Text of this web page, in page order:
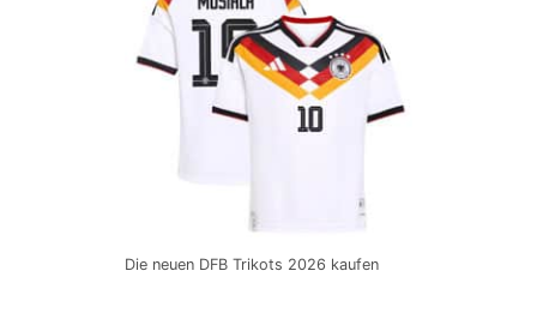
Die neuen DFB Trikots 2026 kaufen